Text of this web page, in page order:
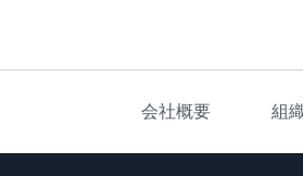
会社概要 組